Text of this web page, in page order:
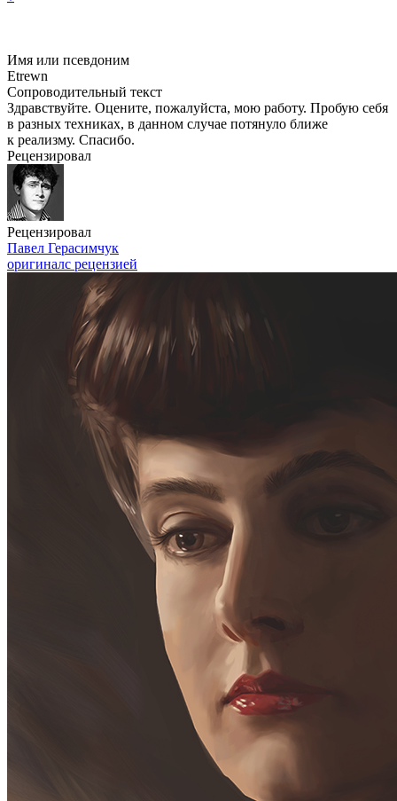
Имя или псевдоним
Etrewn
Сопроводительный текст
Здравствуйте. Оцените, пожалуйста, мою работу. Пробую себя
в разных техниках, в данном случае потянуло ближе
к реализму. Спасибо.
Рецензировал
Рецензировал
Павел Герасимчук
оригиналс рецензией